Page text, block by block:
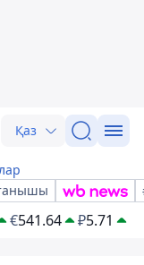
Қаз
€541.64 ₽5.71